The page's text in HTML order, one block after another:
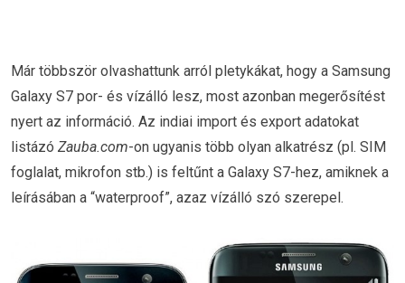
Már többször olvashattunk arról pletykákat, hogy a Samsung
Galaxy S7 por- és vízálló lesz, most azonban megerősítést
nyert az információ. Az indiai import és export adatokat
listázó Zauba.com-on ugyanis több olyan alkatrész (pl. SIM
foglalat, mikrofon stb.) is feltűnt a Galaxy S7-hez, amiknek a
leírásában a “waterproof”, azaz vízálló szó szerepel.